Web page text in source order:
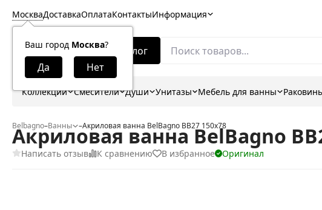
Москва
Ваш город Москва?
ДоставкаОплатаКонтактыИнформация
Каталог
Коллекции Смесители Души Унитазы Мебель для ванны
Belbagno–Ванны –Акриловая ванна BelBagno BB27 150x78
Акриловая ванна BelBagno
Написать отзыв К сравнению В избранное Оригинал